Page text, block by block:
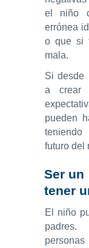
el niño
errónea
o que si
mala.
Si desde
a crear
pueden
teniendo
futuro del
Ser un
tener
El niño
padres.